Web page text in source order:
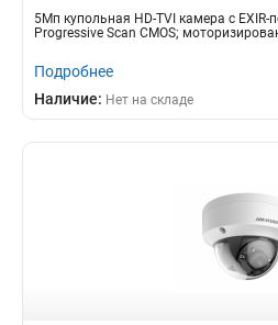
5Мп купольная HD-TVI камера с
Progressive Scan CMOS;
Подробнее
Наличие: Нет на складе